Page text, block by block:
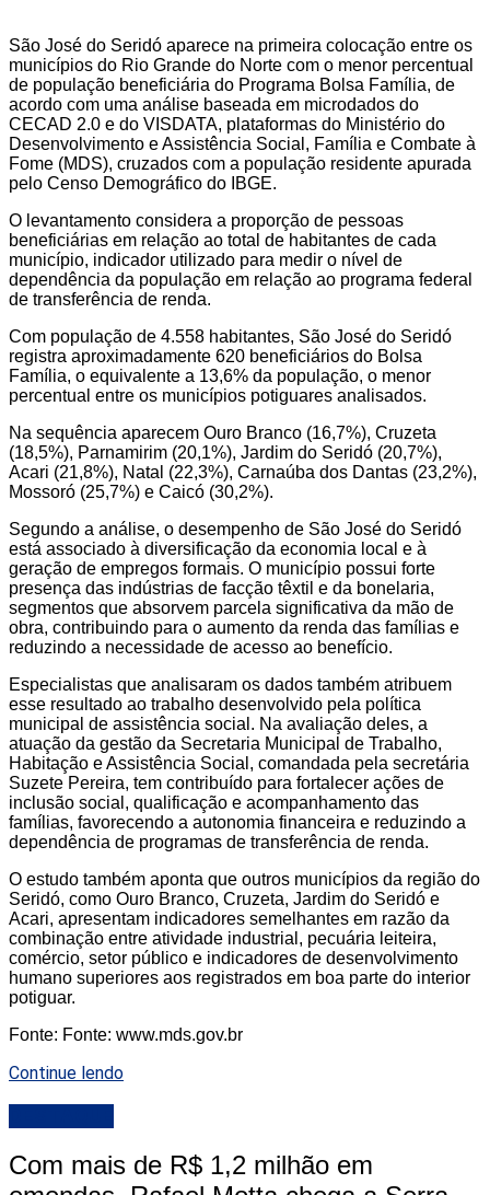
São José do Seridó aparece na primeira colocação entre os
municípios do Rio Grande do Norte com o menor percentual
de população beneficiária do Programa Bolsa Família, de
acordo com uma análise baseada em microdados do
CECAD 2.0 e do VISDATA, plataformas do Ministério do
Desenvolvimento e Assistência Social, Família e Combate à
Fome (MDS), cruzados com a população residente apurada
pelo Censo Demográfico do IBGE.
O levantamento considera a proporção de pessoas
beneficiárias em relação ao total de habitantes de cada
município, indicador utilizado para medir o nível de
dependência da população em relação ao programa federal
de transferência de renda.
Com população de 4.558 habitantes, São José do Seridó
registra aproximadamente 620 beneficiários do Bolsa
Família, o equivalente a 13,6% da população, o menor
percentual entre os municípios potiguares analisados.
Na sequência aparecem Ouro Branco (16,7%), Cruzeta
(18,5%), Parnamirim (20,1%), Jardim do Seridó (20,7%),
Acari (21,8%), Natal (22,3%), Carnaúba dos Dantas (23,2%),
Mossoró (25,7%) e Caicó (30,2%).
Segundo a análise, o desempenho de São José do Seridó
está associado à diversificação da economia local e à
geração de empregos formais. O município possui forte
presença das indústrias de facção têxtil e da bonelaria,
segmentos que absorvem parcela significativa da mão de
obra, contribuindo para o aumento da renda das famílias e
reduzindo a necessidade de acesso ao benefício.
Especialistas que analisaram os dados também atribuem
esse resultado ao trabalho desenvolvido pela política
municipal de assistência social. Na avaliação deles, a
atuação da gestão da Secretaria Municipal de Trabalho,
Habitação e Assistência Social, comandada pela secretária
Suzete Pereira, tem contribuído para fortalecer ações de
inclusão social, qualificação e acompanhamento das
famílias, favorecendo a autonomia financeira e reduzindo a
dependência de programas de transferência de renda.
O estudo também aponta que outros municípios da região do
Seridó, como Ouro Branco, Cruzeta, Jardim do Seridó e
Acari, apresentam indicadores semelhantes em razão da
combinação entre atividade industrial, pecuária leiteira,
comércio, setor público e indicadores de desenvolvimento
humano superiores aos registrados em boa parte do interior
potiguar.
Fonte: Fonte: www.mds.gov.br
Continue lendo
Com mais de R$ 1,2 milhão em